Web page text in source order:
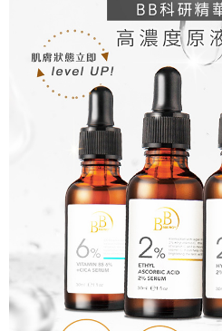
易，需依本服務之必要範圍內提供個人
權轉讓予恩沛科技股份有限公司。
２．關於個人資料處理事宜，請瀏覽以下
https://aftee.tw/terms/#terms3
３．未成年的使用者請事先徵得法定代
「AFTEE先享後付」，若未經同意申辦
４．使用「AFTEE先享後付」時，將依
時審查核予不同之上限額度；若仍有額
請求用戶進行身份認證。
５．嚴禁一人註冊多個帳號或使用他人
恩沛科技股份有限公司將有權停止該用